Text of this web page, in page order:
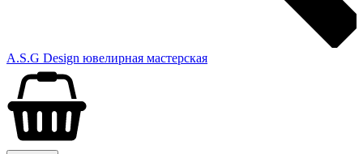
A.S.G Design ювелирная мастерская